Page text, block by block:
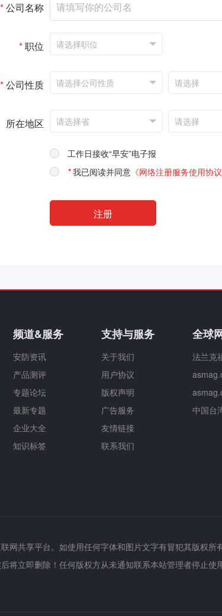
*公司名称
*职位
*公司性质
所在地区
工作日接收“早安”电子报
*我已阅读并同意 《网络注册服务使用协议
频道&服务
安防资讯
产品测评
专题论坛
最新专题
企业大全
知识标签
支持与服务
关于我们
用户协议
版权声明
广告服务
友情链接
联系我们
全球
法兰克
中国台
网共享平台。如使用任何字体和图片文字有冒犯其版权
将立即删除！任何版权方从未通知联系本站管理者停止